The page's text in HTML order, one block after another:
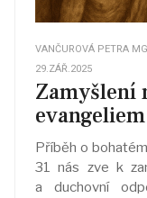
VANČUROVÁ PETRA
29.ZÁŘ.2025
Zamyšlení
Příběh o
31 nás zve k
a duchovní